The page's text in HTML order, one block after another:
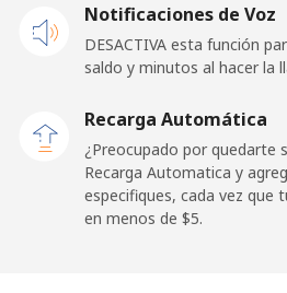
Celular ⁦30.9¢⁩
French Polynesia
Notificaciones de Voz
DESACTIVA esta función
saldo y minutos al hacer la
Recarga Automática
¿Preocupado por quedarte
Recarga Automatica y
especifiques, cada vez que
en menos de ⁦$5⁩.